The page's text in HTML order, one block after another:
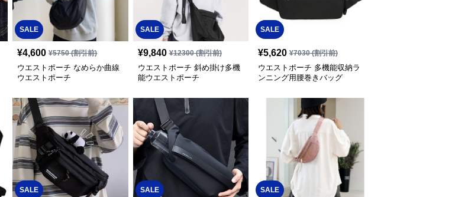
SALE
¥4,600 ¥5750(割引前)
ウエストポーチ なめらか曲線
ウエストポーチ
SALE
¥9,840 ¥12300(割引前)
ウエストポーチ 斜め掛け多機
能ウエストポーチ
SALE
¥5,620 ¥7030(割引前)
ウエストポーチ 多機能収納ラ
ンニング用腰巻きバッグ
SALE SALE SALE